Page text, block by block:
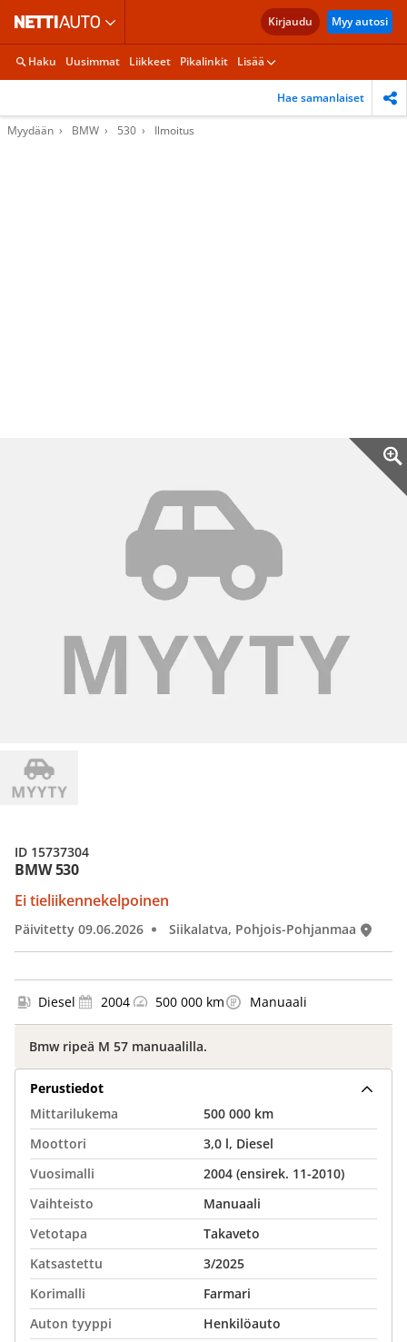
Kirjaudu Myy autosi
Haku Uusimmat Liikkeet Pikalinkit Lisää
Hae samanlaiset
Myydään BMW 530 Ilmoitus
BMW 530
Ei tieliikennekelpoinen
Päivitetty 09.06.2026 Siikalatva, Pohjois-Pohjanmaa
ID 15737304
Diesel 2004 500 000 km Manuaali
Bmw ripeä M 57 manuaalilla.
Perustiedot
Mittarilukema
500 000 km
Moottori
3,0 l, Diesel
Vuosimalli
2004 (ensirek. 11-2010)
Vaihteisto
Manuaali
Vetotapa
Takaveto
Katsastettu
3/2025
Korimalli
Farmari
Auton tyyppi
Henkilöauto